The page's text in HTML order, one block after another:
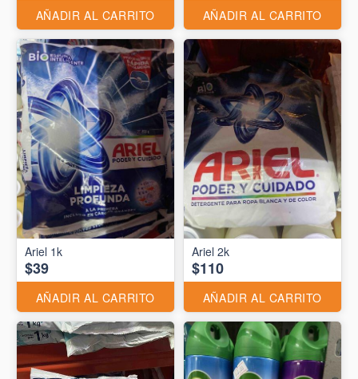
AÑADIR AL CARRITO AÑADIR AL CARRITO
Ariel 1k
$39
AÑADIR AL CARRITO
Ariel 2k
$110
AÑADIR AL CARRITO